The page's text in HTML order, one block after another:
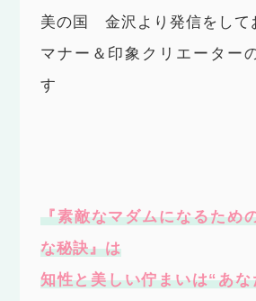
美の国 金沢より発信をして
マナー＆印象クリエーター
す
『素敵なマダムになるため
な秘訣』は
知性と美しい佇まいは“あ